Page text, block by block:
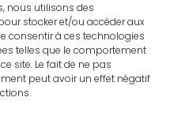
nous utilisons des
stocker et/ou accéder aux
consentir à ces technologies
telles que le comportement
site. Le fait de ne pas
peut avoir un effet négatif
et des
sur un système